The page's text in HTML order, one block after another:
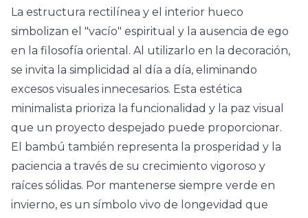
La estructura rectilínea y el interior hueco
simbolizan el "vacío" espiritual y la ausencia de ego
en la filosofía oriental. Al utilizarlo en la decoración,
se invita la simplicidad al día a día, eliminando
excesos visuales innecesarios. Esta estética
minimalista prioriza la funcionalidad y la paz visual
que un proyecto despejado puede proporcionar.
El bambú también representa la prosperidad y la
paciencia a través de su crecimiento vigoroso y
raíces sólidas. Por mantenerse siempre verde en
invierno, es un símbolo vivo de longevidad que